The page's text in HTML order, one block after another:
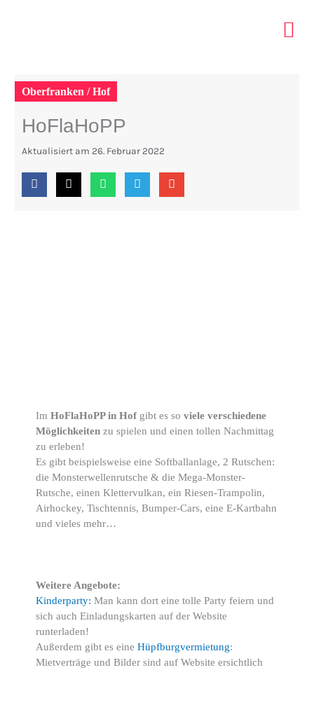
Oberfranken / Hof
HoFlaHoPP
Aktualisiert am 26. Februar 2022
Im HoFlaHoPP in Hof gibt es soviele verschiedene
Möglichkeiten zu spielen und einen tollen Nachmittag
zu erleben!
Es gibt beispielsweise eine Softballanlage, 2 Rutschen:
die Monsterwellenrutsche & die Mega-Monster-
Rutsche, einen Klettervulkan, ein Riesen-Trampolin,
Airhockey, Tischtennis, Bumper-Cars, eine E-Kartbahn
und vieles mehr…
Weitere Angebote:
Kinderparty: Man kann dort eine tolle Party feiern und
sich auch Einladungskarten auf der Website
runterladen!
Außerdem gibt es eineHüpfburgvermietung:
Mietverträge und Bilder sind auf Website ersichtlich